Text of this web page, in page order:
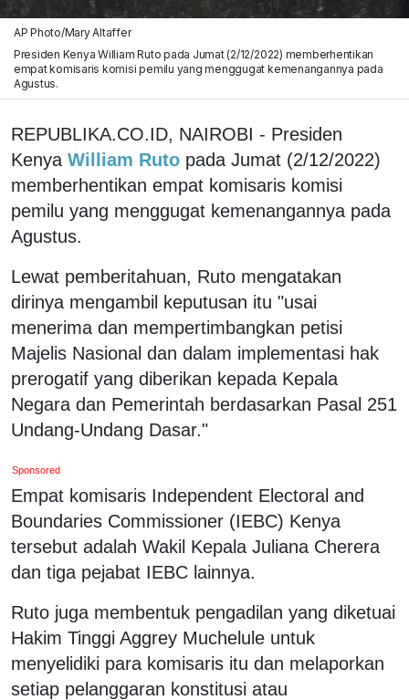
AP Photo/Mary Altaffer
Presiden Kenya William Ruto pada Jumat (2/12/2022) memberhentikan
empat komisaris komisi pemilu yang menggugat kemenangannya pada
Agustus.
REPUBLIKA.CO.ID, NAIROBI - Presiden
Kenya William Ruto pada Jumat (2/12/2022)
memberhentikan empat komisaris komisi
pemilu yang menggugat kemenangannya pada
Agustus.
Lewat pemberitahuan, Ruto mengatakan
dirinya mengambil keputusan itu "usai
menerima dan mempertimbangkan petisi
Majelis Nasional dan dalam implementasi hak
prerogatif yang diberikan kepada Kepala
Negara dan Pemerintah berdasarkan Pasal 251
Undang-Undang Dasar."
Sponsored
Empat komisaris Independent Electoral and
Boundaries Commissioner (IEBC) Kenya
tersebut adalah Wakil Kepala Juliana Cherera
dan tiga pejabat IEBC lainnya.
Ruto juga membentuk pengadilan yang diketuai
Hakim Tinggi Aggrey Muchelule untuk
menyelidiki para komisaris itu dan melaporkan
setiap pelanggaran konstitusi atau